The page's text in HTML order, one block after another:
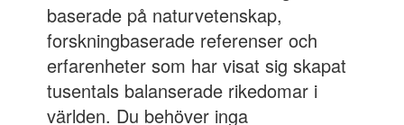
baserade på naturvetenskap,
forskningbaserade referenser och
erfarenheter som har visat sig skapat
tusentals balanserade rikedomar i
världen. Du behöver inga